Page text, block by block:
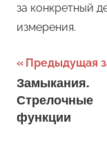
за конкретный
измерения.
по
записям
Предыдущая
Замыкания.
Стрелочные
функции